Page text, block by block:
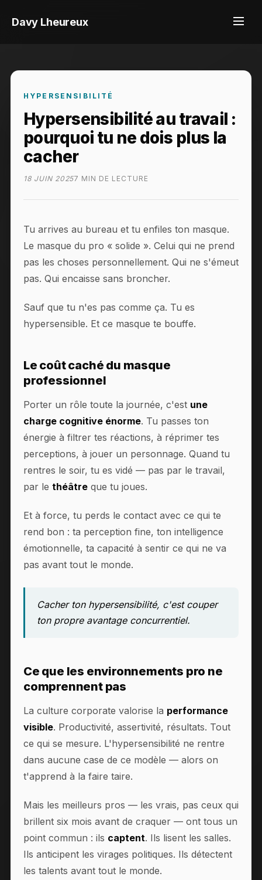
Davy Lheureux
HYPERSENSIBILITÉ
Hypersensibilité au travail :
pourquoi tu ne dois plus la
cacher
18 JUIN 20257 MIN DE LECTURE
Tu arrives au bureau et tu enfiles ton masque.
Le masque du pro « solide ». Celui qui ne prend
pas les choses personnellement. Qui ne s'émeut
pas. Qui encaisse sans broncher.
Sauf que tu n'es pas comme ça. Tu es
hypersensible. Et ce masque te bouffe.
Le coût caché du masque
professionnel
Porter un rôle toute la journée, c'est une
charge cognitive énorme. Tu passes ton
énergie à filtrer tes réactions, à réprimer tes
perceptions, à jouer un personnage. Quand tu
rentres le soir, tu es vidé — pas par le travail,
par le théâtreque tu joues.
Et à force, tu perds le contact avec ce qui te
rend bon : ta perception fine, ton intelligence
émotionnelle, ta capacité à sentir ce qui ne va
pas avant tout le monde.
Cacher ton hypersensibilité, c'est couper
ton propre avantage concurrentiel.
Ce que les environnements pro ne
comprennent pas
La culture corporate valorise la performance
visible. Productivité, assertivité, résultats. Tout
ce qui se mesure. L'hypersensibilité ne rentre
dans aucune case de ce modèle — alors on
t'apprend à la faire taire.
Mais les meilleurs pros — les vrais, pas ceux qui
brillent six mois avant de craquer — ont tous un
point commun : ils captent. Ils lisent les salles.
Ils anticipent les virages politiques. Ils détectent
les talents avant tout le monde.